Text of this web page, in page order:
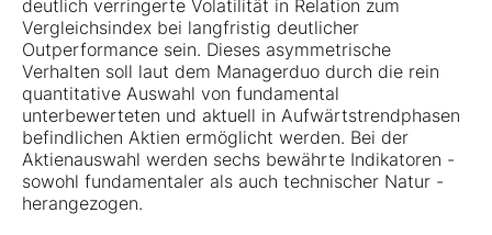
deutlich verringerte Volatilität in Relation zum
Vergleichsindex bei langfristig deutlicher
Outperformance sein. Dieses asymmetrische
Verhalten soll laut dem Managerduo durch die rein
quantitative Auswahl von fundamental
unterbewerteten und aktuell in Aufwärtstrendphasen
befindlichen Aktien ermöglicht werden. Bei der
Aktienauswahl werden sechs bewährte Indikatoren -
sowohl fundamentaler als auch technischer Natur -
herangezogen.